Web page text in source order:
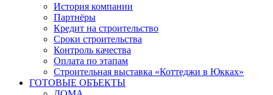
История компании
Партнёры
Кредит на строительство
Сроки строительства
Контроль качества
Оплата по этапам
Строительная выставка «Коттеджи в Юкках»
ГОТОВЫЕ ОБЪЕКТЫ